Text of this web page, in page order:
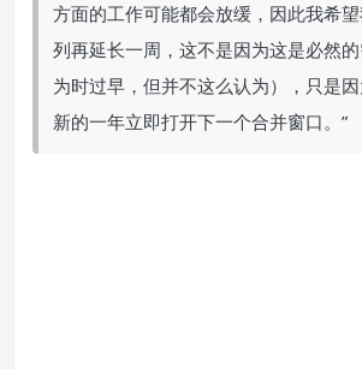
方面的工作可能都会放缓，因此我希
列再延长一周，这不是因为这是必然
为时过早，但并不这么认为），只是
新的一年立即打开下一个合并窗口。”